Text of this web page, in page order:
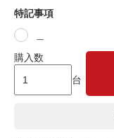
特記事項
購入数
台